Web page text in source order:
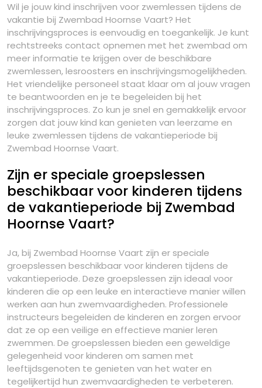
Wil je jouw kind inschrijven voor zwemlessen tijdens de
vakantie bij Zwembad Hoornse Vaart? Het
inschrijvingsproces is eenvoudig en toegankelijk. Je kunt
rechtstreeks contact opnemen met het zwembad om
meer informatie te krijgen over de beschikbare
zwemlessen, lesroosters en inschrijvingsmogelijkheden.
Het vriendelijke personeel staat klaar om al jouw vragen
te beantwoorden en je te begeleiden bij het
inschrijvingsproces. Zo kun je snel en gemakkelijk ervoor
zorgen dat jouw kind kan genieten van leerzame en
leuke zwemlessen tijdens de vakantieperiode bij
Zwembad Hoornse Vaart.
Zijn er speciale groepslessen
beschikbaar voor kinderen tijdens
de vakantieperiode bij Zwembad
Hoornse Vaart?
Ja, bij Zwembad Hoornse Vaart zijn er speciale
groepslessen beschikbaar voor kinderen tijdens de
vakantieperiode. Deze groepslessen zijn ideaal voor
kinderen die op een leuke en interactieve manier willen
werken aan hun zwemvaardigheden. Professionele
instructeurs begeleiden de kinderen en zorgen ervoor
dat ze op een veilige en effectieve manier leren
zwemmen. De groepslessen bieden een geweldige
gelegenheid voor kinderen om samen met
leeftijdsgenoten te genieten van het water en
tegelijkertijd hun zwemvaardigheden te verbeteren.